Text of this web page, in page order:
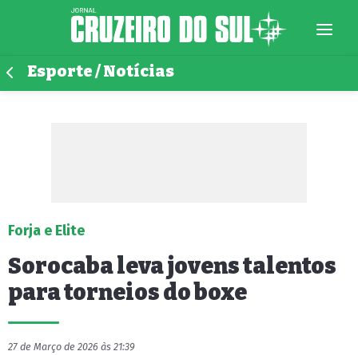
Esporte / Notícias
Forja e Elite
Sorocaba leva jovens talentos
para torneios do boxe
27 de Março de 2026 às 21:39